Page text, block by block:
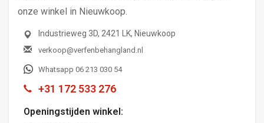
onze winkel in Nieuwkoop.
Industrieweg 3D, 2421 LK, Nieuwkoop
verkoop@verfenbehangland.nl
Whatsapp 06 213 030 54
+31 172 533 276
Openingstijden winkel: